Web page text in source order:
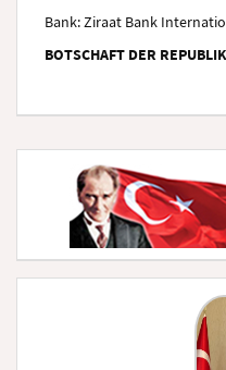
Bank: Ziraat Bank
BOTSCHAFT DER